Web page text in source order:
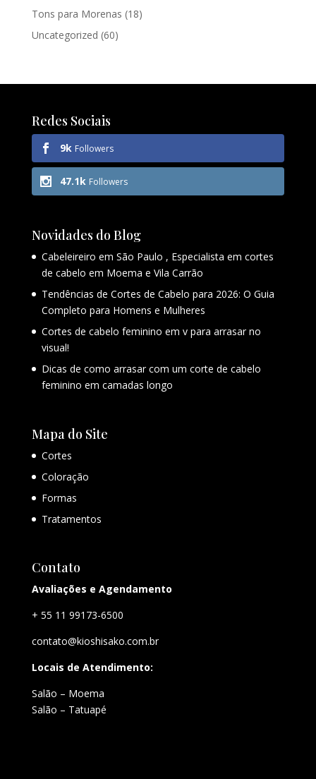
Tons para Morenas (18)
Uncategorized (60)
Redes Sociais
9k Followers
47.1k Followers
Novidades do Blog
Cabeleireiro em São Paulo , Especialista em cortes
de cabelo em Moema e Vila Carrão
Tendências de Cortes de Cabelo para 2026: O Guia
Completo para Homens e Mulheres
Cortes de cabelo feminino em v para arrasar no
visual!
Dicas de como arrasar com um corte de cabelo
feminino em camadas longo
Mapa do Site
Cortes
Coloração
Formas
Tratamentos
Contato
Avaliações e Agendamento
+ 55 11 99173-6500
contato@kioshisako.com.br
Locais de Atendimento:
Salão – Moema
Salão – Tatuapé